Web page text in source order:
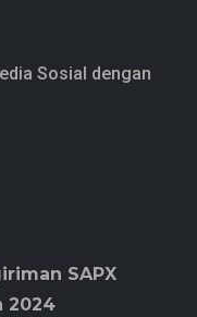
Sosial dengan
SAPX
2024